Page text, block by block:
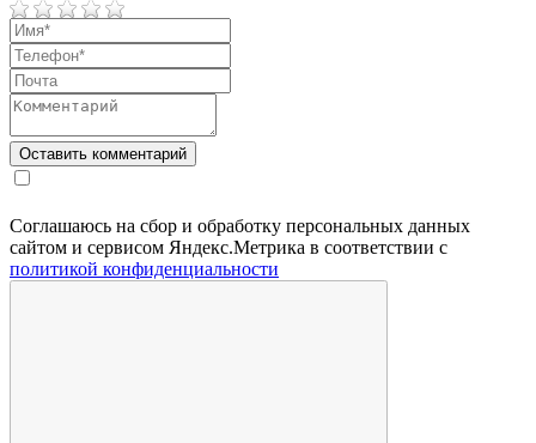
Соглашаюсь на сбор и обработку персональных данных
сайтом и сервисом Яндекс.Метрика в соответствии с
политикой конфиденциальности